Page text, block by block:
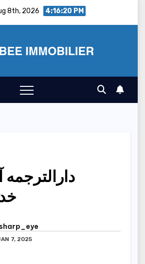
8th, 2026 4:16:21 PM
دارالترجمه
7, 2025